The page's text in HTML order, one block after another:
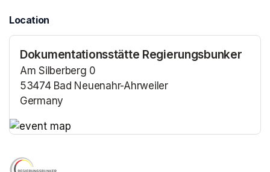
Location
Dokumentationsstätte Regierungsbunker
Am Silberberg 0
53474 Bad Neuenahr-Ahrweiler
Germany